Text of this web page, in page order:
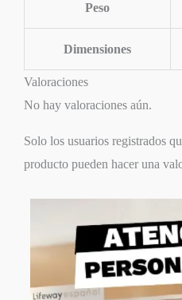
Peso
Dimensiones
Valoraciones
No hay valoraciones aún.
Solo los usuarios registrados
producto pueden hacer una